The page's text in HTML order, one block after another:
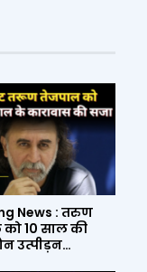
News : तरुण
10 साल की
उत्पीड़न…